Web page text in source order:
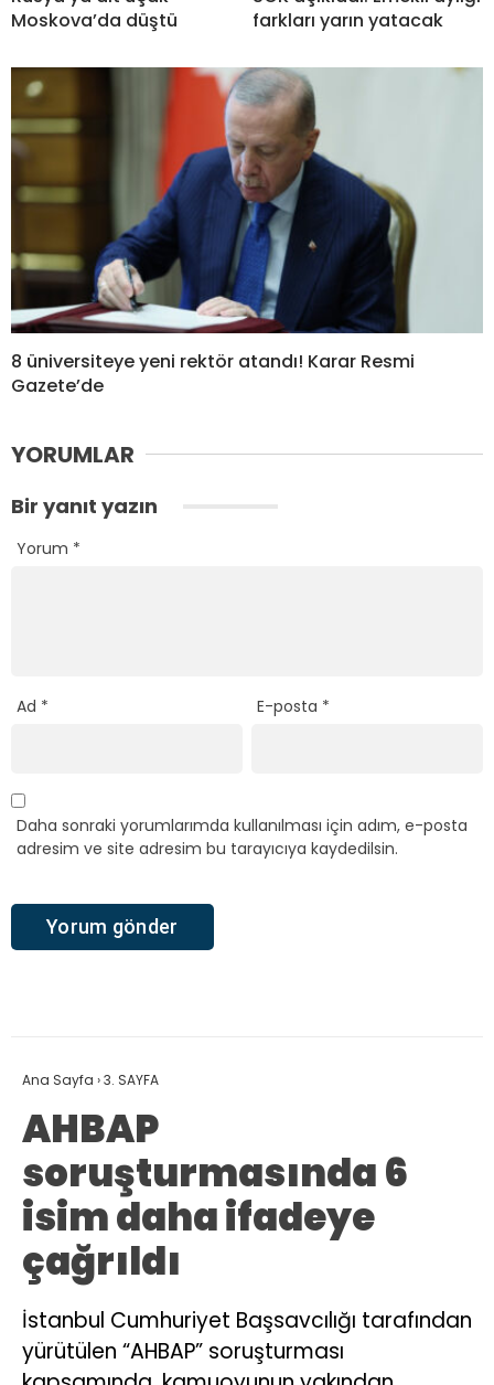
Moskova’da düştü
farkları yarın yatacak
8 üniversiteye yeni rektör atandı! Karar Resmi
Gazete’de
YORUMLAR
Bir yanıt yazın
Yorum *
Ad * E-posta *
Daha sonraki yorumlarımda kullanılması için adım, e-posta
adresim ve site adresim bu tarayıcıya kaydedilsin.
Ana Sayfa ›3. SAYFA
AHBAP
soruşturmasında 6
isim daha ifadeye
çağrıldı
İstanbul Cumhuriyet Başsavcılığı tarafından
yürütülen “AHBAP” soruşturması